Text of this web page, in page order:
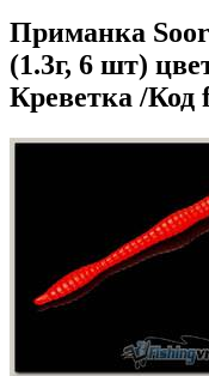
Приманка
(1.3г, 6 шт)
Креветка /Код